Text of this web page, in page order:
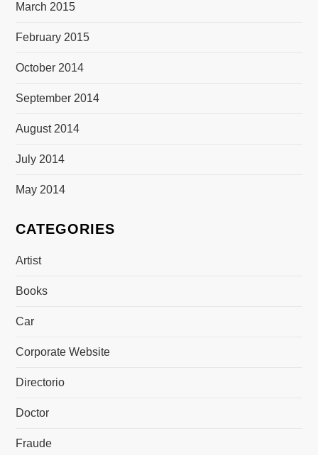
March 2015
February 2015
October 2014
September 2014
August 2014
July 2014
May 2014
CATEGORIES
Artist
Books
Car
Corporate Website
Directorio
Doctor
Fraude